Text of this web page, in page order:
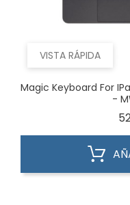
VISTA RÁPIDA
Magic Keyboard For
-